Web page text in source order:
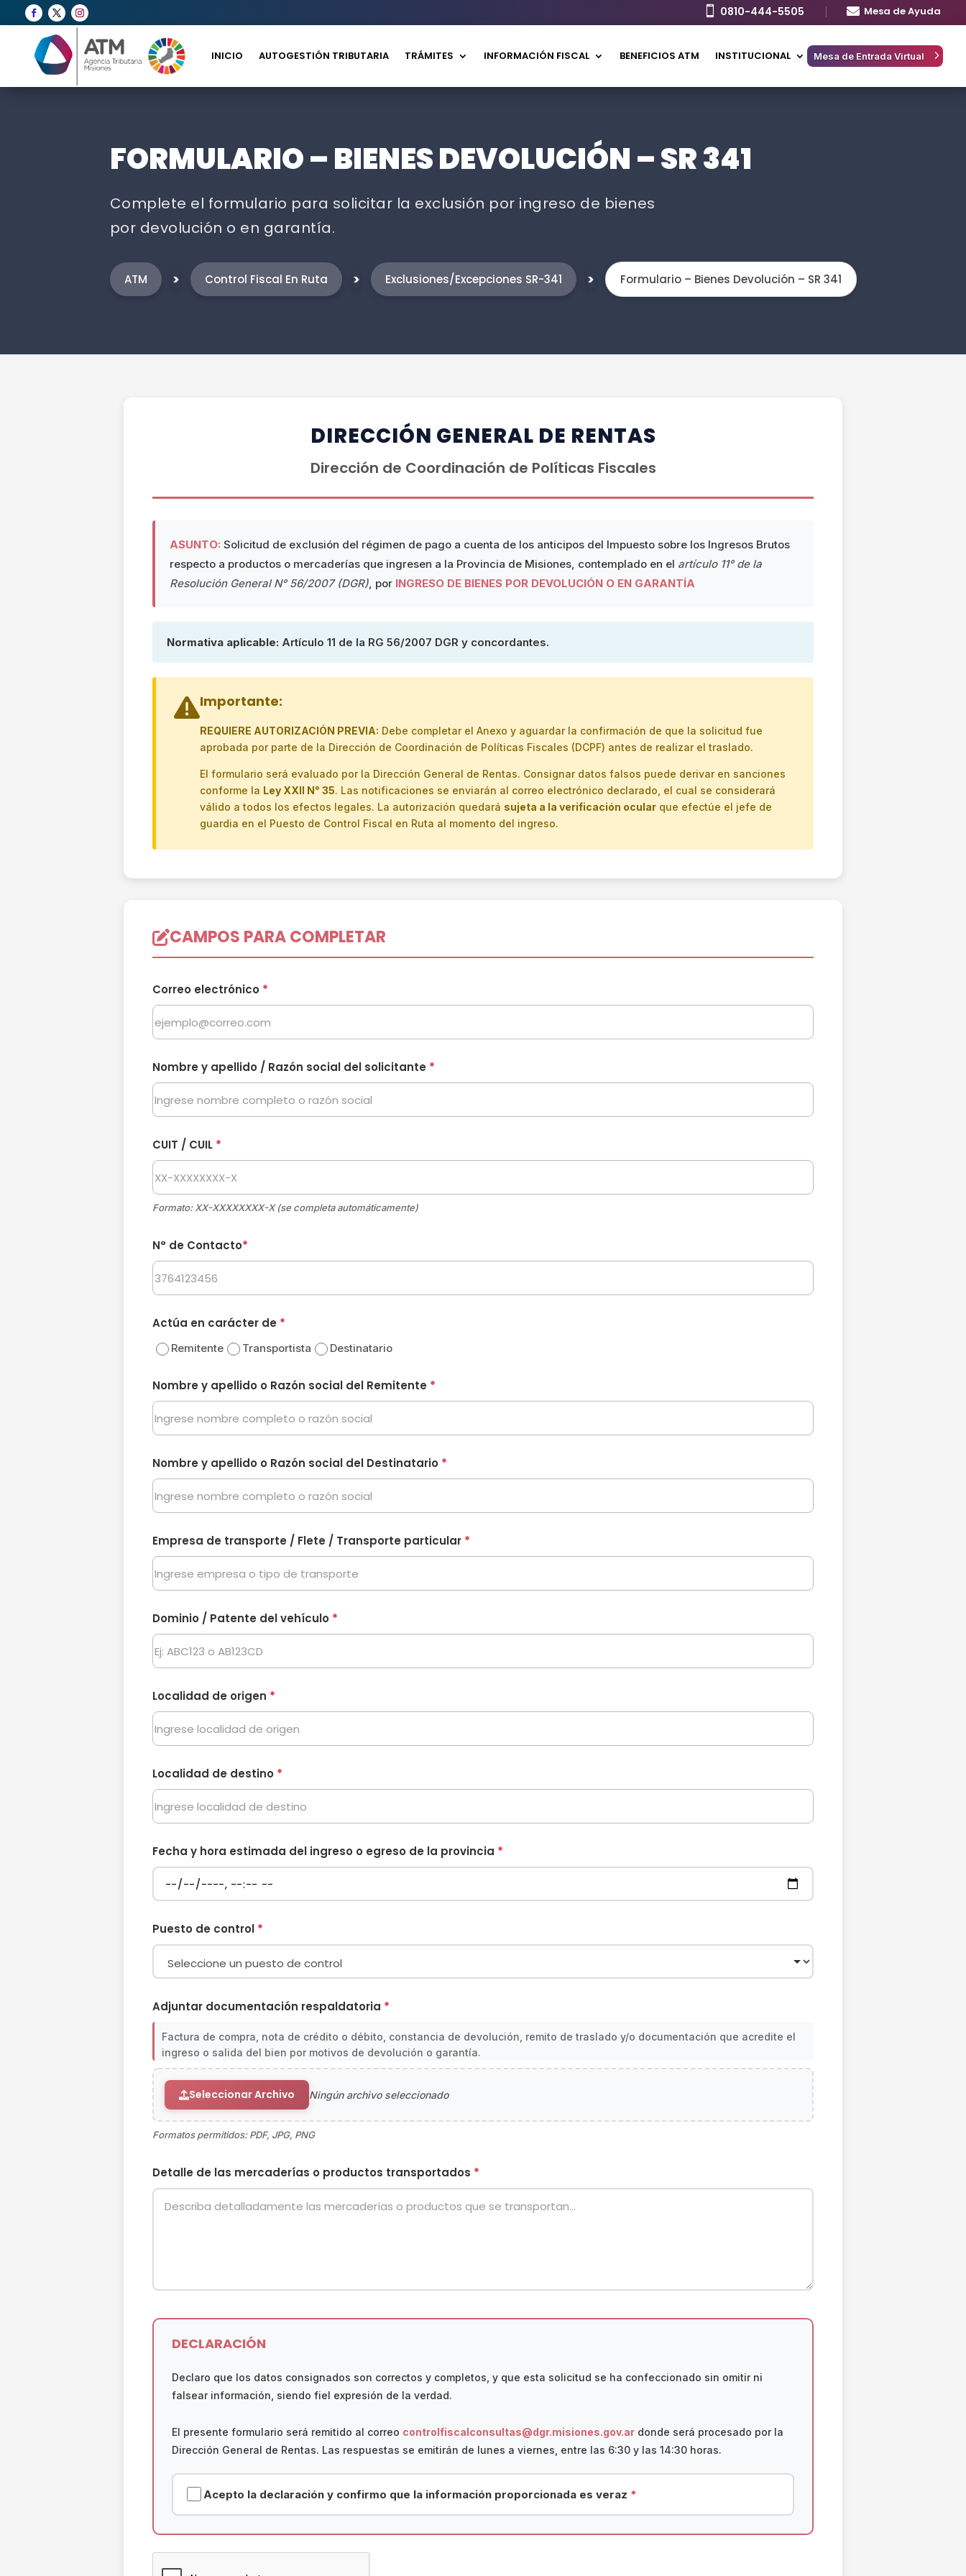
 0810-444-5505  Mesa de Ayuda
INICIO AUTOGESTIÓN TRIBUTARIA TRÁMITES INFORMACIÓN FISCAL BENEFICIOS ATM INSTITUCIONAL Mesa de Entrada Virtual
FORMULARIO – BIENES DEVOLUCIÓN – SR 341
Complete el formulario para solicitar la exclusión por ingreso de bienes
por devolución o en garantía.
ATM > Control Fiscal En Ruta > Exclusiones/Excepciones SR-341 > Formulario – Bienes Devolución – SR 341
DIRECCIÓN GENERAL DE RENTAS
Dirección de Coordinación de Políticas Fiscales
ASUNTO: Solicitud de exclusión del régimen de pago a cuenta de los anticipos del Impuesto sobre los Ingresos Brutos
respecto a productos o mercaderías que ingresen a la Provincia de Misiones, contemplado en el artículo 11° de la
Resolución General N° 56/2007 (DGR), por INGRESO DE BIENES POR DEVOLUCIÓN O EN GARANTÍA
Normativa aplicable: Artículo 11 de la RG 56/2007 DGR y concordantes.
Importante:
REQUIERE AUTORIZACIÓN PREVIA: Debe completar el Anexo y aguardar la confirmación de que la solicitud fue
aprobada por parte de la Dirección de Coordinación de Políticas Fiscales (DCPF) antes de realizar el traslado.
El formulario será evaluado por la Dirección General de Rentas. Consignar datos falsos puede derivar en sanciones
conforme la Ley XXII N° 35. Las notificaciones se enviarán al correo electrónico declarado, el cual se considerará
válido a todos los efectos legales. La autorización quedará sujeta a la verificación ocular que efectúe el jefe de
guardia en el Puesto de Control Fiscal en Ruta al momento del ingreso.
CAMPOS PARA COMPLETAR
Correo electrónico *
Nombre y apellido / Razón social del solicitante *
CUIT / CUIL *
Formato: XX-XXXXXXXX-X (se completa automáticamente)
N° de Contacto*
Actúa en carácter de *
Remitente Transportista Destinatario
Nombre y apellido o Razón social del Remitente *
Nombre y apellido o Razón social del Destinatario *
Empresa de transporte / Flete / Transporte particular *
Dominio / Patente del vehículo *
Localidad de origen *
Localidad de destino *
Fecha y hora estimada del ingreso o egreso de la provincia *
Puesto de control *
Adjuntar documentación respaldatoria *
Factura de compra, nota de crédito o débito, constancia de devolución, remito de traslado y/o documentación que acredite el
ingreso o salida del bien por motivos de devolución o garantía.
Seleccionar Archivo Ningún archivo seleccionado
Formatos permitidos: PDF, JPG, PNG
Detalle de las mercaderías o productos transportados *
DECLARACIÓN
Declaro que los datos consignados son correctos y completos, y que esta solicitud se ha confeccionado sin omitir ni
falsear información, siendo fiel expresión de la verdad.
El presente formulario será remitido al correo controlfiscalconsultas@dgr.misiones.gov.ar donde será procesado por la
Dirección General de Rentas. Las respuestas se emitirán de lunes a viernes, entre las 6:30 y las 14:30 horas.
Acepto la declaración y confirmo que la información proporcionada es veraz *